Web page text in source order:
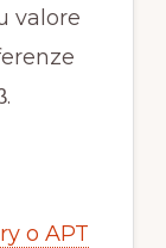
valore
o APT